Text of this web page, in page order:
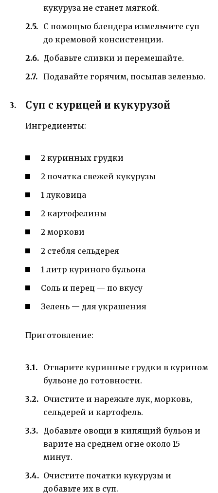
кукуруза не станет мягкой.
С помощью блендера измельчите суп
до кремовой консистенции.
Добавьте сливки и перемешайте.
Подавайте горячим, посыпав зеленью.
Суп с курицей и кукурузой
Ингредиенты:
2 куринных грудки
2 початка свежей кукурузы
1 луковица
2 картофелины
2 моркови
2 стебля сельдерея
1 литр куриного бульона
Соль и перец — по вкусу
Зелень — для украшения
Приготовление:
Отварите куринные грудки в курином
бульоне до готовности.
Очистите и нарежьте лук, морковь,
сельдерей и картофель.
Добавьте овощи в кипящий бульон и
варите на среднем огне около 15
минут.
Очистите початки кукурузы и
добавьте их в суп.